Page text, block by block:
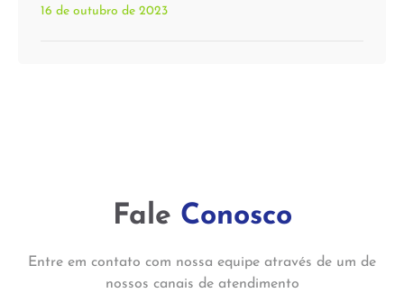
16 de outubro de 2023
Fale Conosco
Entre em contato com nossa equipe através de um de
nossos canais de atendimento